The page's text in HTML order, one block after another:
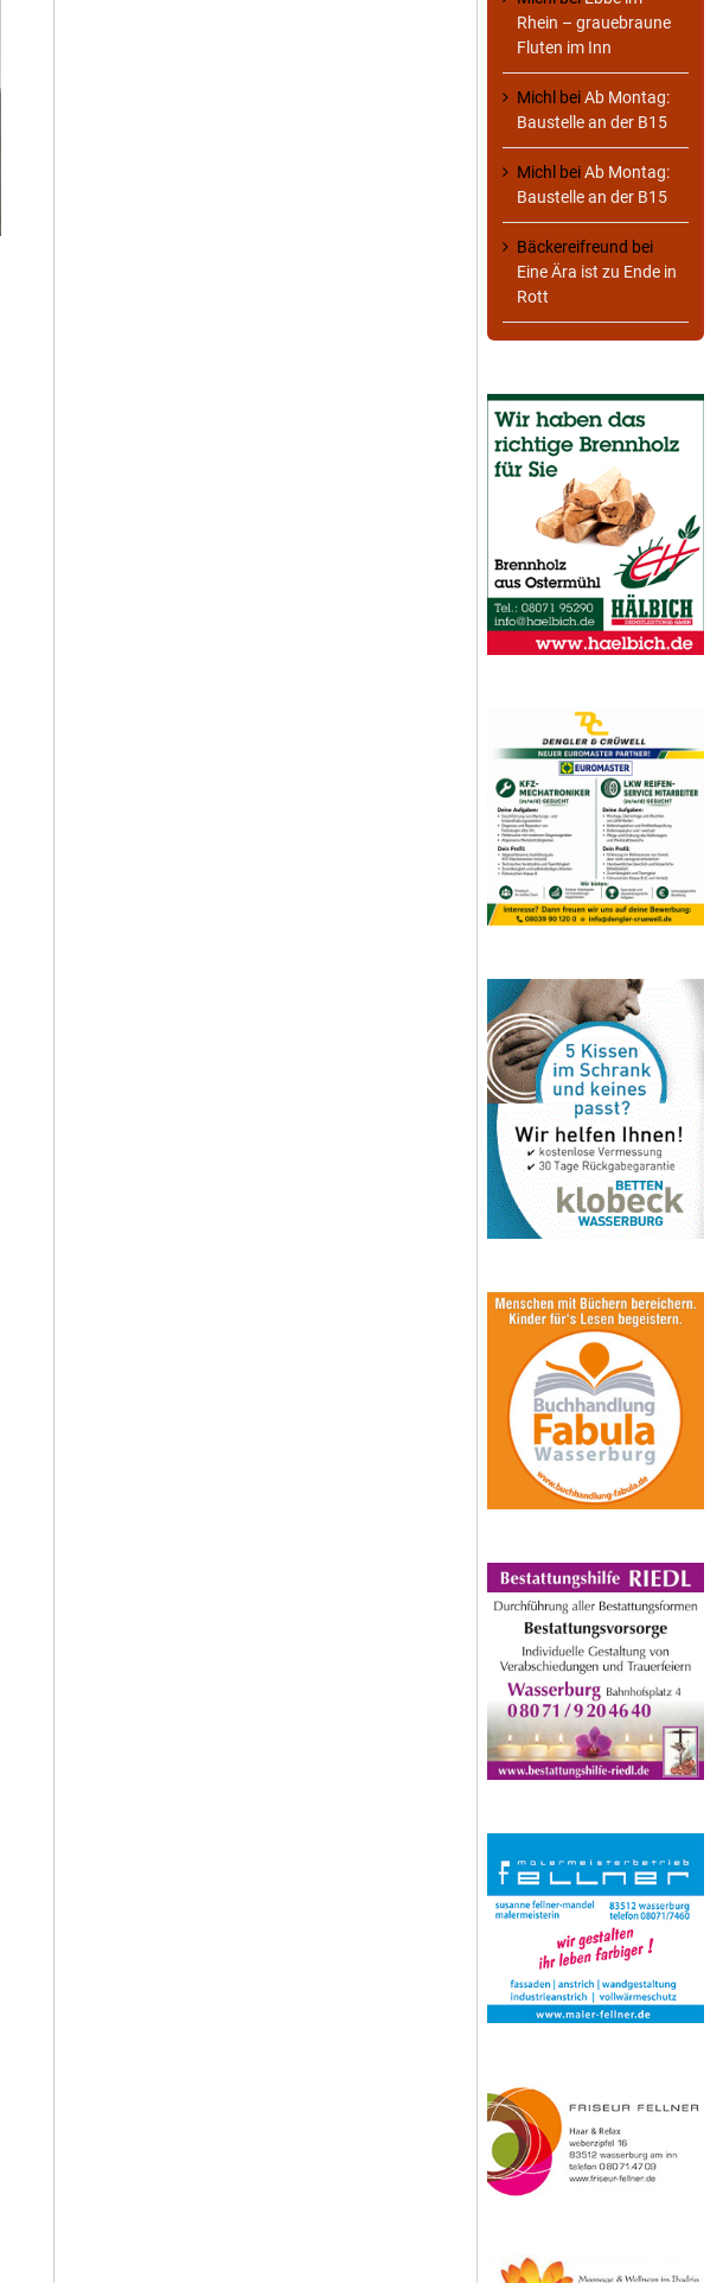
Rhein – grauebraune
Fluten im Inn
Michl beiAb Montag:
Baustelle an der B15
Michl beiAb Montag:
Baustelle an der B15
Bäckereifreund bei
Eine Ära ist zu Ende in
Rott